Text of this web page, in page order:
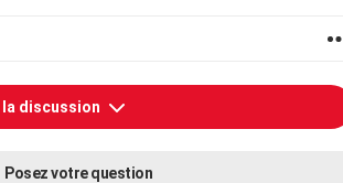
discussion
Posez votre question